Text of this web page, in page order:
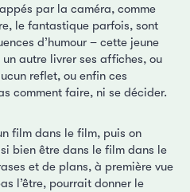
par la caméra, comme
le fantastique parfois, sont
d’humour – cette jeune
un autre livrer ses affiches, ou
reflet, ou enfin ces
comment faire, ni se décider.
film dans le film, puis on
bien être dans le film dans le
et de plans, à première vue
l’être, pourrait donner le